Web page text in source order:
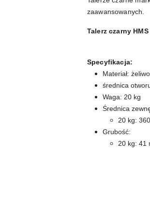
zaawansowanych.
Talerz czarny
Specyfikacja:
Materiał: żeliwo
średnica
Waga: 20 kg
Średnica
20 kg:
Grubość:
20 kg: 41